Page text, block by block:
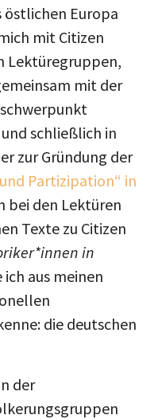
östlichen Europa
mit Citizen
Lektüregruppen,
mit der
und schließlich in
zur Gründung der
Partizipation“ in
bei den Lektüren
Texte zu Citizen
in
aus meinen
die deutschen
der